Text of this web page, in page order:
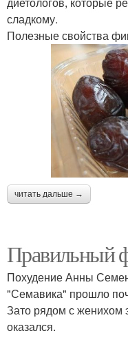
сладкому.
Полезные свойства
читать дальше →
Правильный
Похудение Анны
"Семавика" прошло
Зато рядом с женихом
оказался.